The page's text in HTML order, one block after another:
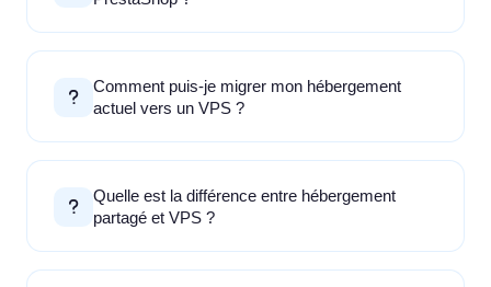
Comment puis-je migrer mon hébergement
actuel vers un VPS ?
Quelle est la différence entre hébergement
partagé et VPS ?